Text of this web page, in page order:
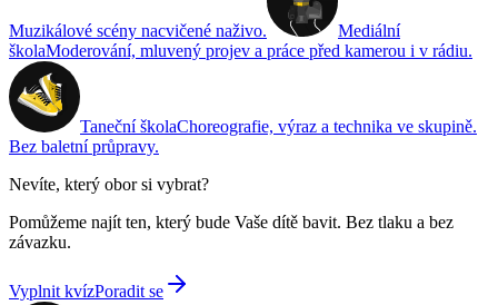
Muzikálové scény nacvičené naživo.
Mediální
školaModerování, mluvený projev a práce před kamerou i v rádiu.
Taneční školaChoreografie, výraz a technika ve skupině.
Bez baletní průpravy.
Nevíte, který obor si vybrat?
Pomůžeme najít ten, který bude Vaše dítě bavit. Bez tlaku a bez
závazku.
Vyplnit kvízPoradit se